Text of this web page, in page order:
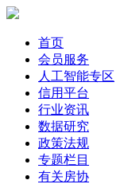
首页
会员服务
人工智能专区
信用平台
行业资讯
数据研究
政策法规
专题栏目
有关房协